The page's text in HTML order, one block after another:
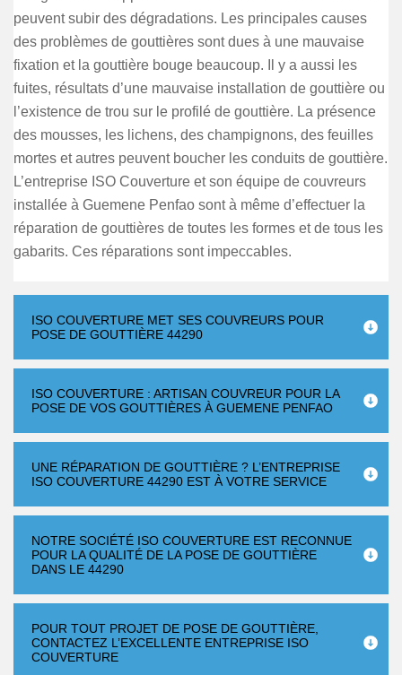
peuvent subir des dégradations. Les principales causes
des problèmes de gouttières sont dues à une mauvaise
fixation et la gouttière bouge beaucoup. Il y a aussi les
fuites, résultats d’une mauvaise installation de gouttière ou
l’existence de trou sur le profilé de gouttière. La présence
des mousses, les lichens, des champignons, des feuilles
mortes et autres peuvent boucher les conduits de gouttière.
L’entreprise ISO Couverture et son équipe de couvreurs
installée à Guemene Penfao sont à même d’effectuer la
réparation de gouttières de toutes les formes et de tous les
gabarits. Ces réparations sont impeccables.
ISO COUVERTURE MET SES COUVREURS POUR
POSE DE GOUTTIÈRE 44290
ISO COUVERTURE : ARTISAN COUVREUR POUR LA
POSE DE VOS GOUTTIÈRES À GUEMENE PENFAO
UNE RÉPARATION DE GOUTTIÈRE ? L’ENTREPRISE
ISO COUVERTURE 44290 EST À VOTRE SERVICE
NOTRE SOCIÉTÉ ISO COUVERTURE EST RECONNUE
POUR LA QUALITÉ DE LA POSE DE GOUTTIÈRE
DANS LE 44290
POUR TOUT PROJET DE POSE DE GOUTTIÈRE,
CONTACTEZ L’EXCELLENTE ENTREPRISE ISO
COUVERTURE